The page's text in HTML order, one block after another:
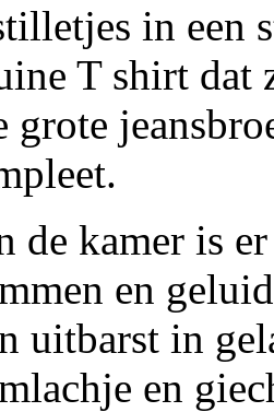
in een
T shirt
grote
de kamer is
en
uitbarst in
en